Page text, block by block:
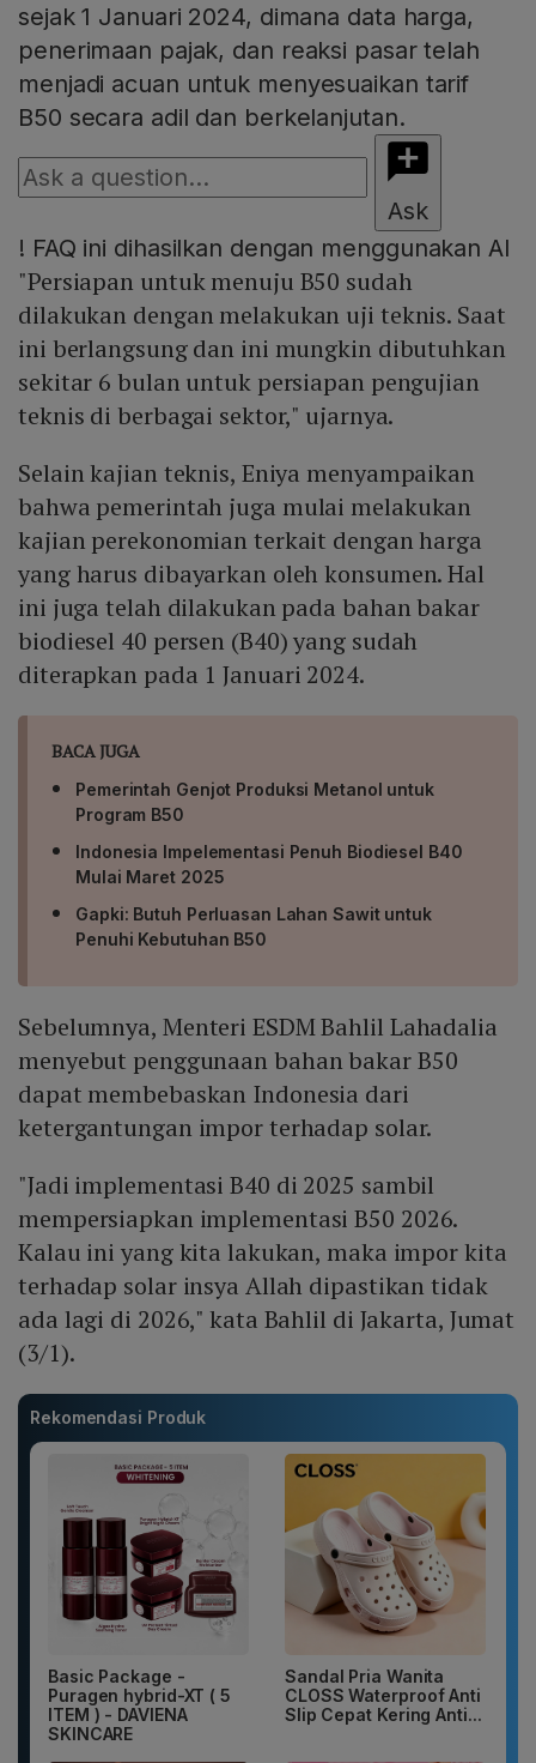
sejak 1 Januari 2024, dimana data harga,
penerimaan pajak, dan reaksi pasar telah
menjadi acuan untuk menyesuaikan tarif
B50 secara adil dan berkelanjutan.
Ask
! FAQ ini dihasilkan dengan menggunakan AI
"Persiapan untuk menuju B50 sudah
dilakukan dengan melakukan uji teknis. Saat
ini berlangsung dan ini mungkin dibutuhkan
sekitar 6 bulan untuk persiapan pengujian
teknis di berbagai sektor," ujarnya.
Selain kajian teknis, Eniya menyampaikan
bahwa pemerintah juga mulai melakukan
kajian perekonomian terkait dengan harga
yang harus dibayarkan oleh konsumen. Hal
ini juga telah dilakukan pada bahan bakar
biodiesel 40 persen (B40) yang sudah
diterapkan pada 1 Januari 2024.
BACA JUGA
Pemerintah Genjot Produksi Metanol untuk
Program B50
Indonesia Impelementasi Penuh Biodiesel B40
Mulai Maret 2025
Gapki: Butuh Perluasan Lahan Sawit untuk
Penuhi Kebutuhan B50
Sebelumnya, Menteri ESDM Bahlil Lahadalia
menyebut penggunaan bahan bakar B50
dapat membebaskan Indonesia dari
ketergantungan impor terhadap solar.
"Jadi implementasi B40 di 2025 sambil
mempersiapkan implementasi B50 2026.
Kalau ini yang kita lakukan, maka impor kita
terhadap solar insya Allah dipastikan tidak
ada lagi di 2026," kata Bahlil di Jakarta, Jumat
(3/1).
Rekomendasi Produk
Basic Package -
Puragen hybrid-XT ( 5
ITEM ) - DAVIENA
SKINCARE
Sandal Pria Wanita
CLOSS Waterproof Anti
Slip Cepat Kering Anti...